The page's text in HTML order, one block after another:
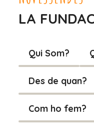
LA
Qui Som?
Des de quan?
Com ho fem?